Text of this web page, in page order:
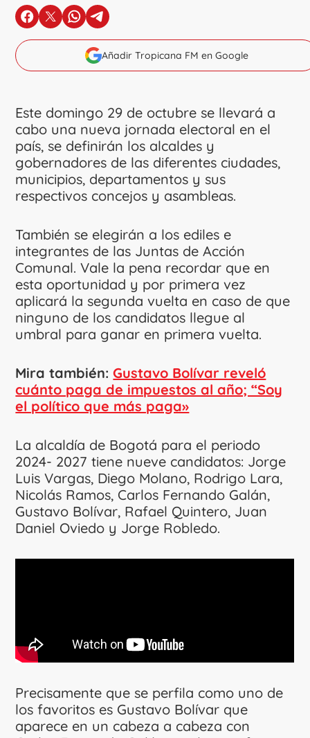
en Facebook
en Xen Whatsapp
en Telegram
Añadir Tropicana FM en Google
Este domingo 29 de octubre se llevará a
cabo una nueva jornada electoral en el
país, se definirán los alcaldes y
gobernadores de las diferentes ciudades,
municipios, departamentos y sus
respectivos concejos y asambleas.
También se elegirán a los ediles e
integrantes de las Juntas de Acción
Comunal. Vale la pena recordar que en
esta oportunidad y por primera vez
aplicará la segunda vuelta en caso de que
ninguno de los candidatos llegue al
umbral para ganar en primera vuelta.
Mira también:Gustavo Bolívar reveló
cuánto paga de impuestos al año; “Soy
el político que más paga»
La alcaldía de Bogotá para el periodo
2024- 2027 tiene nueve candidatos: Jorge
Luis Vargas, Diego Molano, Rodrigo Lara,
Nicolás Ramos, Carlos Fernando Galán,
Gustavo Bolívar, Rafael Quintero, Juan
Daniel Oviedo y Jorge Robledo.
Precisamente que se perfila como uno de
los favoritos es Gustavo Bolívar que
aparece en un cabeza a cabeza con